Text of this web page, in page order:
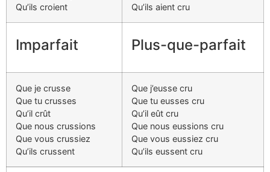
Qu’ils croient
Qu’ils aient cru
Imparfait Plus-que-parfait
Que je crusse
Que tu crusses
Qu’il crût
Que nous crussions
Que vous crussiez
Qu’ils crussent
Que j’eusse cru
Que tu eusses cru
Qu’il eût cru
Que nous eussions cru
Que vous eussiez cru
Qu’ils eussent cru